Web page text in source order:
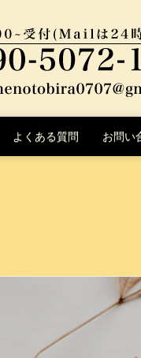
よくある質問 お問い